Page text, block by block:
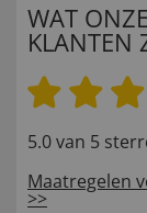
WAT
KLANTEN
5.0 van 5
Maatregelen
>>